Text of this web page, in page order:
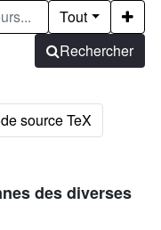
Tout
Rechercher
des diverses